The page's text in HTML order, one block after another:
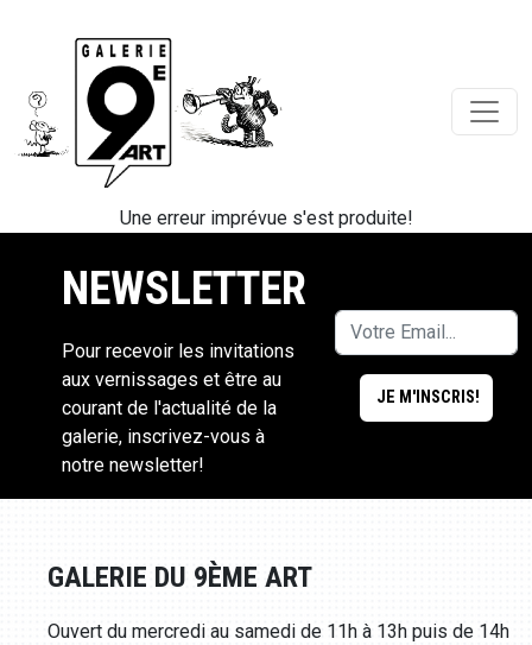
Une erreur imprévue s'est produite!
NEWSLETTER
Pour recevoir les invitations
aux vernissages et être au
courant de l'actualité de la
galerie, inscrivez-vous à
notre newsletter!
GALERIE DU 9ÈME ART
Ouvert du mercredi au samedi de 11h à 13h puis de 14h